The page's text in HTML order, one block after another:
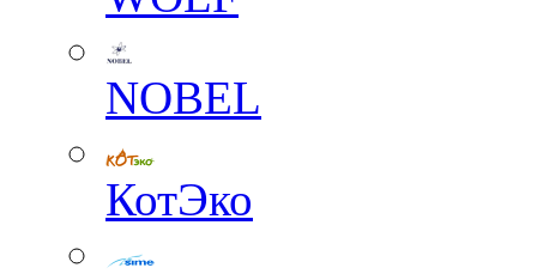
NOBEL
КотЭко